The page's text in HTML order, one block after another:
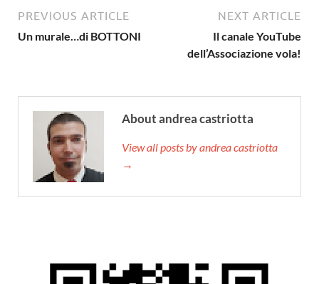
PREVIOUS ARTICLE
Un murale…di BOTTONI
NEXT ARTICLE
Il canale YouTube
dell’Associazione vola!
About andrea castriotta
View all posts by andrea castriotta
→